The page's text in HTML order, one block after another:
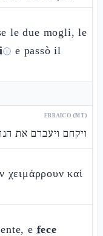
le due mogli, le
ⓘ e passò il
EBRAICO (MT)
ויקחם ויעברם את
χειμάρρουν καὶ
e fece